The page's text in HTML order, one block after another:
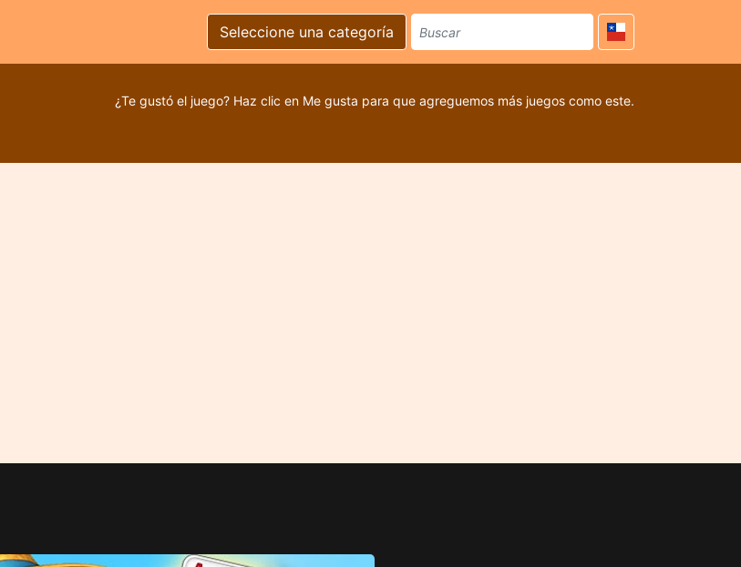
Seleccione una categoría
¿Te gustó el juego? Haz clic en Me gusta para que agreguemos más juegos como este.